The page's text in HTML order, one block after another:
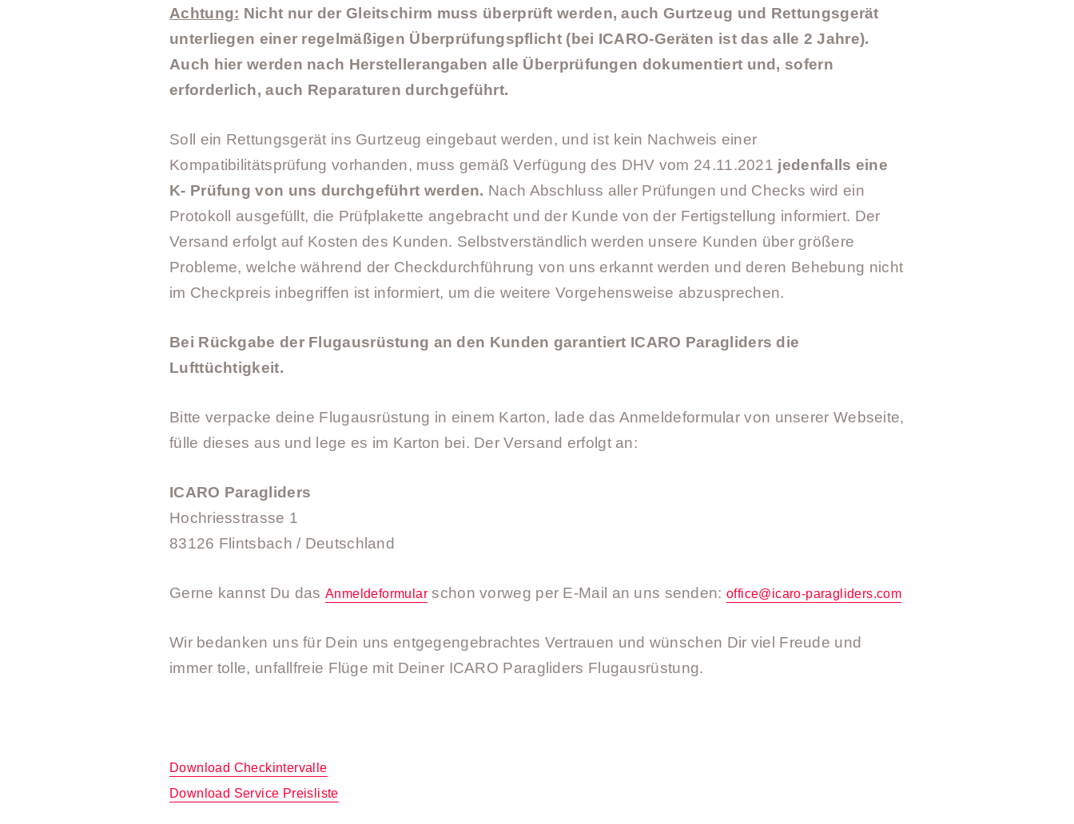
Achtung: Nicht nur der Gleitschirm muss überprüft werden, auch Gurtzeug und Rettungsgerät
unterliegen einer regelmäßigen Überprüfungspflicht (bei ICARO-Geräten ist das alle 2 Jahre).
Auch hier werden nach Herstellerangaben alle Überprüfungen dokumentiert und, sofern
erforderlich, auch Reparaturen durchgeführt.
Soll ein Rettungsgerät ins Gurtzeug eingebaut werden, und ist kein Nachweis einer
Kompatibilitätsprüfung vorhanden, muss gemäß Verfügung des DHV vom 24.11.2021 jedenfalls eine
K- Prüfung von uns durchgeführt werden. Nach Abschluss aller Prüfungen und Checks wird ein
Protokoll ausgefüllt, die Prüfplakette angebracht und der Kunde von der Fertigstellung informiert. Der
Versand erfolgt auf Kosten des Kunden. Selbstverständlich werden unsere Kunden über größere
Probleme, welche während der Checkdurchführung von uns erkannt werden und deren Behebung nicht
im Checkpreis inbegriffen ist informiert, um die weitere Vorgehensweise abzusprechen.
Bei Rückgabe der Flugausrüstung an den Kunden garantiert ICARO Paragliders die
Lufttüchtigkeit.
Bitte verpacke deine Flugausrüstung in einem Karton, lade das Anmeldeformular von unserer Webseite,
fülle dieses aus und lege es im Karton bei. Der Versand erfolgt an:
ICARO Paragliders
Hochriesstrasse 1
83126 Flintsbach / Deutschland
Gerne kannst Du das Anmeldeformular schon vorweg per E-Mail an uns senden: office@icaro-paragliders.com
Wir bedanken uns für Dein uns entgegengebrachtes Vertrauen und wünschen Dir viel Freude und
immer tolle, unfallfreie Flüge mit Deiner ICARO Paragliders Flugausrüstung.
Download Checkintervalle
Download Service Preisliste